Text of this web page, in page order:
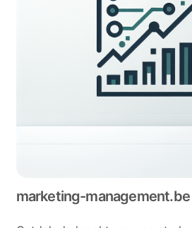
marketing-management.be